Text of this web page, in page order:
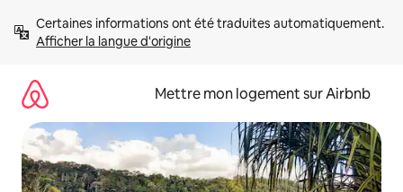
directement
Afficher la langue d'origine
Mettre mon logement sur Airbnb